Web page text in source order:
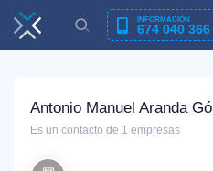
INFORMACIÓN
674 040 366
Antonio Manuel Aranda
Es un contacto de 1 empresas